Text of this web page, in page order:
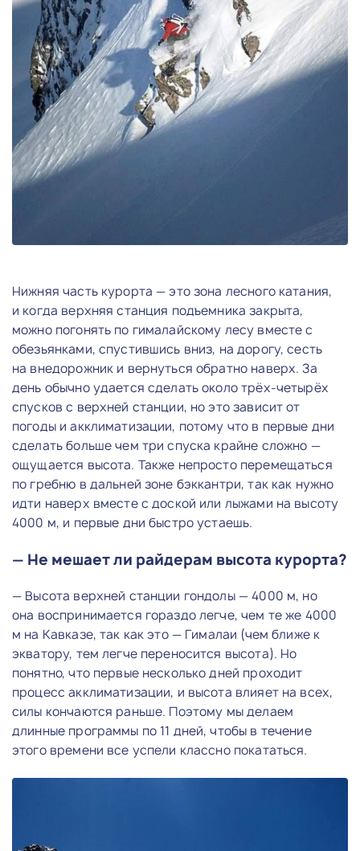
Нижняя часть курорта — это зона лесного катания,
и когда верхняя станция подъемника закрыта,
можно погонять по гималайскому лесу вместе с
обезьянками, спустившись вниз, на дорогу, сесть
на внедорожник и вернуться обратно наверх. За
день обычно удается сделать около трёх-четырёх
спусков с верхней станции, но это зависит от
погоды и акклиматизации, потому что в первые дни
сделать больше чем три спуска крайне сложно —
ощущается высота. Также непросто перемещаться
по гребню в дальней зоне бэккантри, так как нужно
идти наверх вместе с доской или лыжами на высоту
4000 м, и первые дни быстро устаешь.
— Не мешает ли райдерам высота курорта?
— Высота верхней станции гондолы — 4000 м, но
она воспринимается гораздо легче, чем те же 4000
м на Кавказе, так как это — Гималаи (чем ближе к
экватору, тем легче переносится высота). Но
понятно, что первые несколько дней проходит
процесс акклиматизации, и высота влияет на всех,
силы кончаются раньше. Поэтому мы делаем
длинные программы по 11 дней, чтобы в течение
этого времени все успели классно покататься.